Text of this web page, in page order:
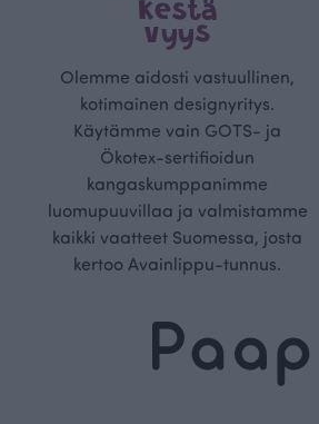
Kestä
vyys
Olemme aidosti vastuullinen,
kotimainen designyritys.
Käytämme vain GOTS- ja
Ökotex-sertifioidun
kangaskumppanimme
luomupuuvillaa ja valmistamme
kaikki vaatteet Suomessa, josta
kertoo Avainlippu-tunnus.